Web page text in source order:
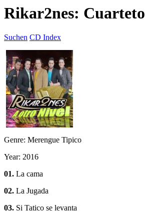
Rikar2nes: Cuarteto
Suchen CD Index
Genre: Merengue Tipico
Year: 2016
01. La cama
02. La Jugada
03. Si Tatico se levanta